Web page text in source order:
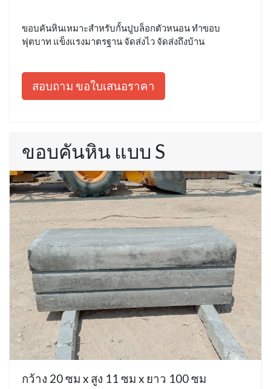
ขอบคันหินเหมาะสำหรับกั้นปูบล็อกตัวหนอน ทำขอบ
ฟุตบาท แข็งแรงมาตรฐาน จัดส่งไว จัดส่งถึงบ้าน
สอบถาม ขอใบเสนอราคา
ขอบคันหิน แบบ S
กว้าง 20 ซม x สูง 11 ซม x ยาว 100 ซม